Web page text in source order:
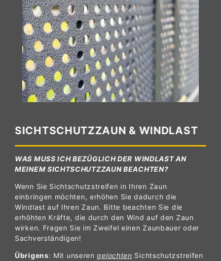
SICHTSCHUTZZAUN & WINDLAST
WAS MUSS ICH BEZÜGLICH DER WINDLAST AN
MEINEM SICHTSCHUTZZAUN BEACHTEN?
Wenn Sie Sichtschutzstreifen in Ihren Zaun
einbringen möchten, erhöhen Sie dadurch die
Windlast auf Ihren Zaun. Bitte beachten Sie die
erhöhten Kräfte, die durch den Wind auf den Zaun
wirken. Fragen Sie im Zweifel einen Zaunbauer oder
Sachverständigen!
Übrigens: Mit unserengelochten Sichtschutzstreifen